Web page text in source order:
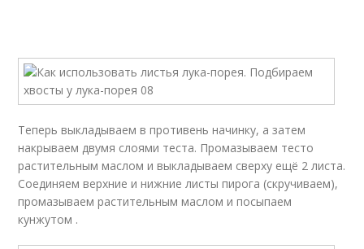
Теперь выкладываем в противень начинку, а затем
накрываем двумя слоями теста. Промазываем тесто
растительным маслом и выкладываем сверху ещё 2 листа.
Соединяем верхние и нижние листы пирога (скручиваем),
промазываем растительным маслом и посыпаем
кунжутом .